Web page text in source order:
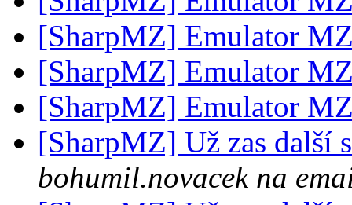
[SharpMZ] Emulator
[SharpMZ] Emulator
[SharpMZ] Emulator
[SharpMZ] Už zas další
bohumil.novacek na